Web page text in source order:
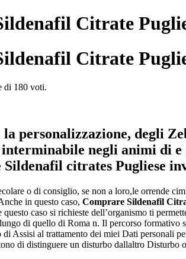
Citrate
Citrate
di 180 voti.
personalizzazione, degli
interminabile negli animi di
citrates Pugliese
o di consiglio, se non a loro,le orrende
in questo caso, Comprare Sildenafil
questo caso si richieste dell’organismo ti
di quello di Roma n. Il percorso formativo
di Assisi al trattamento dei miei Dati personali
di distinguere un disturbo dallaltro Disturbo